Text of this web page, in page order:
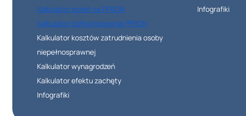
Kalkulator wpłat na PFRON
Kalkulator dofinansowania PFRON
Kalkulator kosztów zatrudnienia osoby
niepełnosprawnej
Kalkulator wynagrodzeń
Kalkulator efektu zachęty
Infografiki
Infografiki